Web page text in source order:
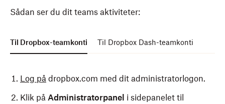
Sådan ser du dit teams aktiviteter:
Til Dropbox-teamkonti Til Dropbox Dash-teamkonti
Log på dropbox.com med dit administratorlogon.
Klik på Administratorpanel i sidepanelet til